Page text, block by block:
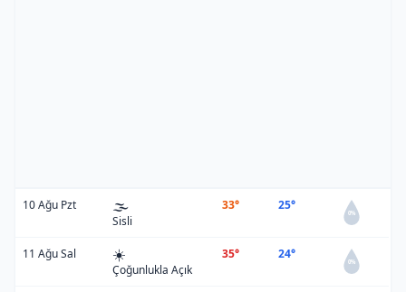
10 Ağu Pzt 🌫️
Sisli
33° 25°
0%
11 Ağu Sal ☀️
Çoğunlukla Açık
35° 24°
0%